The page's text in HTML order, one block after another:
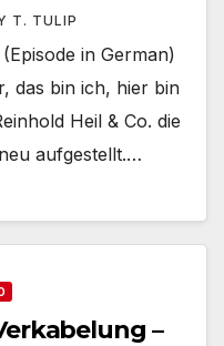
T. TULIP
in German)
das bin ich, hier bin
Heil & Co. die
aufgestellt.…
–